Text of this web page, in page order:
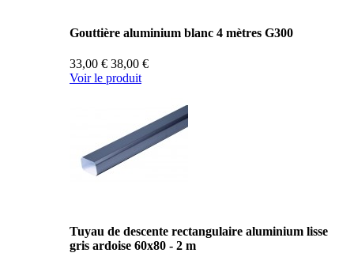
Gouttière aluminium blanc 4 mètres G300
33,00 € 38,00 €
Voir le produit
Tuyau de descente rectangulaire aluminium lisse
gris ardoise 60x80 - 2 m